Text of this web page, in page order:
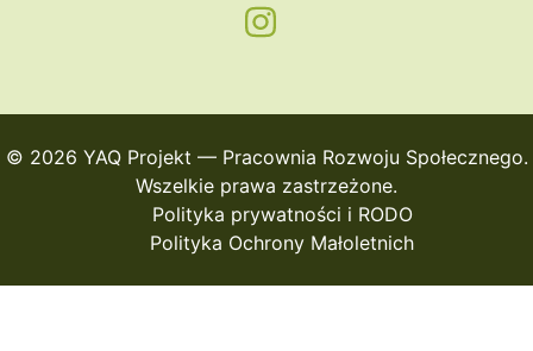
© 2026 YAQ Projekt — Pracownia Rozwoju Społecznego.
Wszelkie prawa zastrzeżone.
Polityka prywatności i RODO
Polityka Ochrony Małoletnich